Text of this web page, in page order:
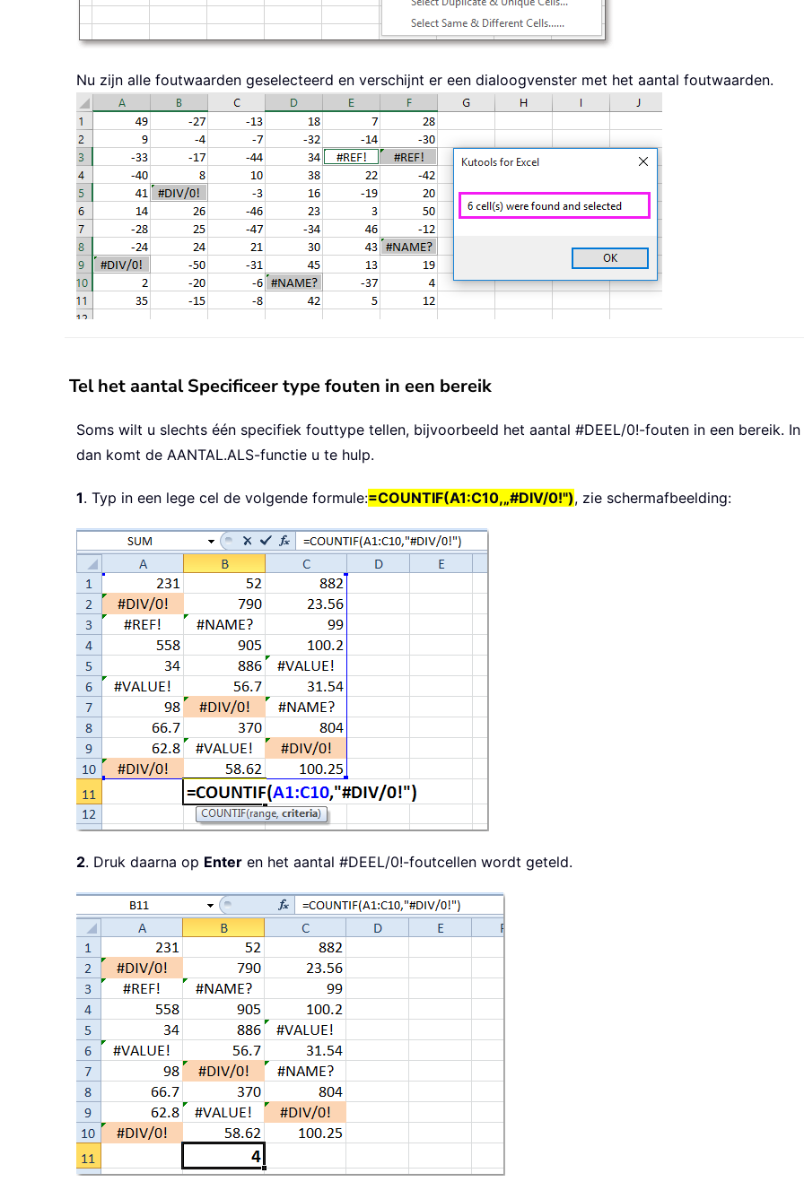
Nu zijn alle foutwaarden geselecteerd en verschijnt er een dialoogvenster met het aantal foutwaarden.
Tel het aantal Specificeer type fouten in een bereik
Soms wilt u slechts één specifiek fouttype tellen, bijvoorbeeld het aantal #DEEL/0!-fouten in een bereik.
dan komt de AANTAL.ALS-functie u te hulp.
1. Typ in een lege cel de volgende formule:=COUNTIF(A1:C10,„#DIV/0!"), zie schermafbeelding:
2. Druk daarna op Enter en het aantal #DEEL/0!-foutcellen wordt geteld.